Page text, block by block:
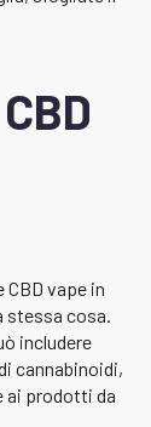
vape in
stessa cosa.
includere
cannabinoidi,
ai prodotti da